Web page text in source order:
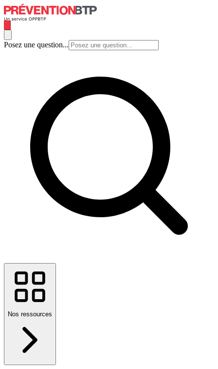
Posez une question...
Nos ressources